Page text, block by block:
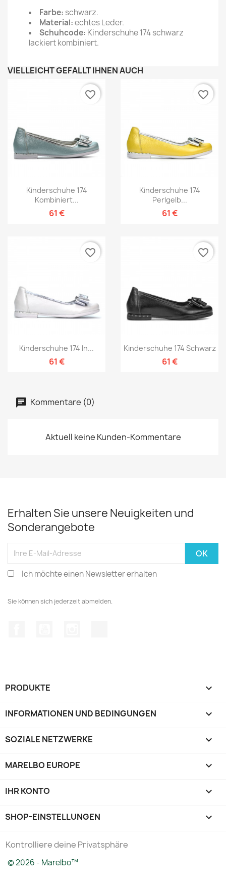
Farbe: schwarz.
Material:echtes Leder.
Schuhcode: Kinderschuhe 174 schwarz
lackiert kombiniert.
VIELLEICHT GEFÄLLT IHNEN AUCH
Kinderschuhe 174
Kombiniert...
61 €
favorite_border
Kinderschuhe 174
Perlgelb...
61 €
favorite_border
Kinderschuhe 174 In...
61 €
favorite_border
Kinderschuhe 174 Schwarz
61 €
favorite_border
Kommentare (0)
Aktuell keine Kunden-Kommentare
Erhalten Sie unsere Neuigkeiten und
Sonderangebote
Ich möchte einen Newsletter erhalten
Sie können sich jederzeit abmelden.
PRODUKTE 
INFORMATIONEN UND BEDINGUNGEN 
SOZIALE NETZWERKE 
MARELBO EUROPE 
IHR KONTO 
SHOP-EINSTELLUNGEN keyboard_arrow_down
Kontrolliere deine Privatsphäre
© 2026 - Marelbo™